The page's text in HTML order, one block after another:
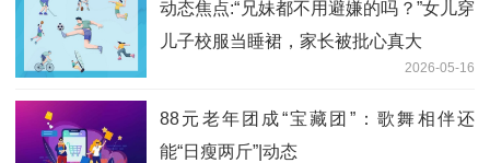
动态焦点:“兄妹都不用避嫌的吗？”女儿穿
儿子校服当睡裙，家长被批心真大
2026-05-16
88元老年团成“宝藏团”：歌舞相伴还
能“日瘦两斤”|动态